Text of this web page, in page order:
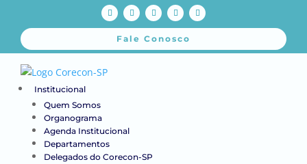
Fale Conosco
Institucional
Quem Somos
Organograma
Agenda Institucional
Departamentos
Delegados do Corecon-SP